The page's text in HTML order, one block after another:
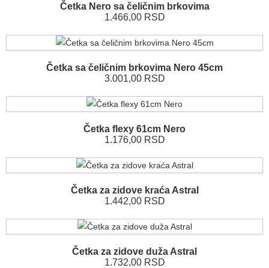
Četka Nero sa čeličnim brkovima
1.466,00 RSD
Četka sa čeličnim brkovima Nero 45cm
3.001,00 RSD
Četka flexy 61cm Nero
1.176,00 RSD
Četka za zidove kraća Astral
1.442,00 RSD
Četka za zidove duža Astral
1.732,00 RSD